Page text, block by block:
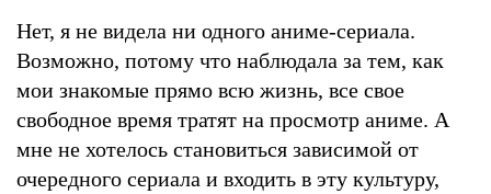
Нет, я не видела ни одного аниме-сериала.
Возможно, потому что наблюдала за тем, как
мои знакомые прямо всю жизнь, все свое
свободное время тратят на просмотр аниме. А
мне не хотелось становиться зависимой от
очередного сериала и входить в эту культуру,